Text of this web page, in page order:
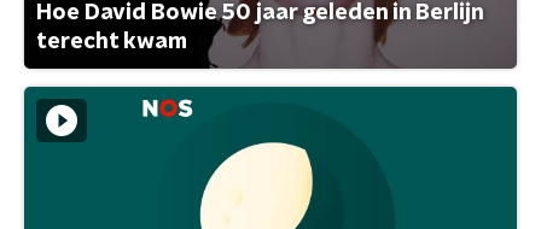
Hoe David Bowie 50 jaar geleden in Berlijn
terecht kwam